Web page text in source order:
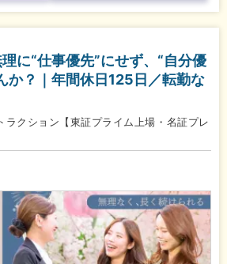
理に“仕事優先”にせず、“自分優
か？｜年間休日125日／転勤な
ラクション【東証プライム上場・名証プレ